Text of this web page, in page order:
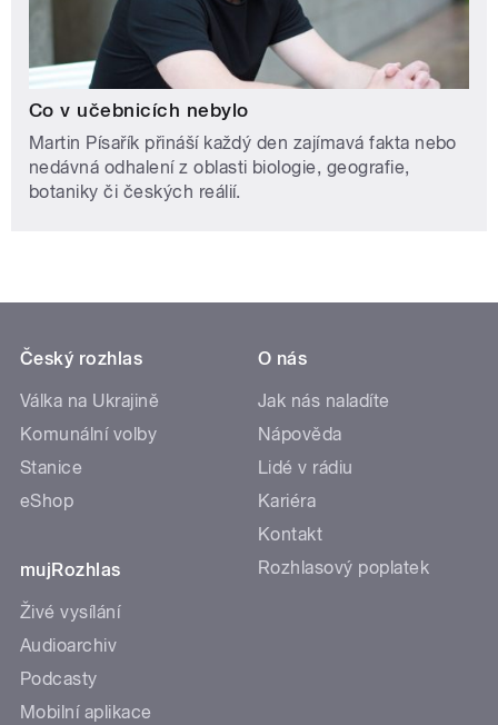
Co v učebnicích nebylo
Martin Písařík přináší každý den zajímavá fakta nebo
nedávná odhalení z oblasti biologie, geografie,
botaniky či českých reálií.
Český rozhlas
Válka na Ukrajině
Komunální volby
Stanice
eShop
mujRozhlas
Živé vysílání
Audioarchiv
Podcasty
Mobilní aplikace
O nás
Jak nás naladíte
Nápověda
Lidé v rádiu
Kariéra
Kontakt
Rozhlasový poplatek